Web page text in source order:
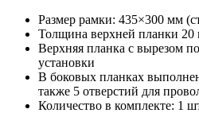
Размер рамки: 435×300 мм
Толщина верхней планки 20
Верхняя планка с вырезом
установки
В боковых планках
также 5 отверстий для
Количество в комплекте: 1